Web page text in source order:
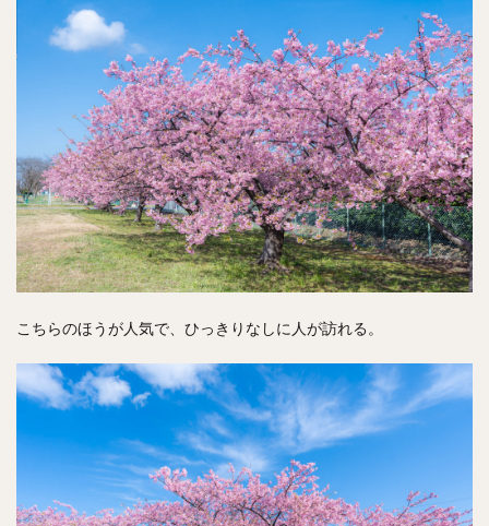
こちらのほうが人気で、ひっきりなしに人が訪れる。